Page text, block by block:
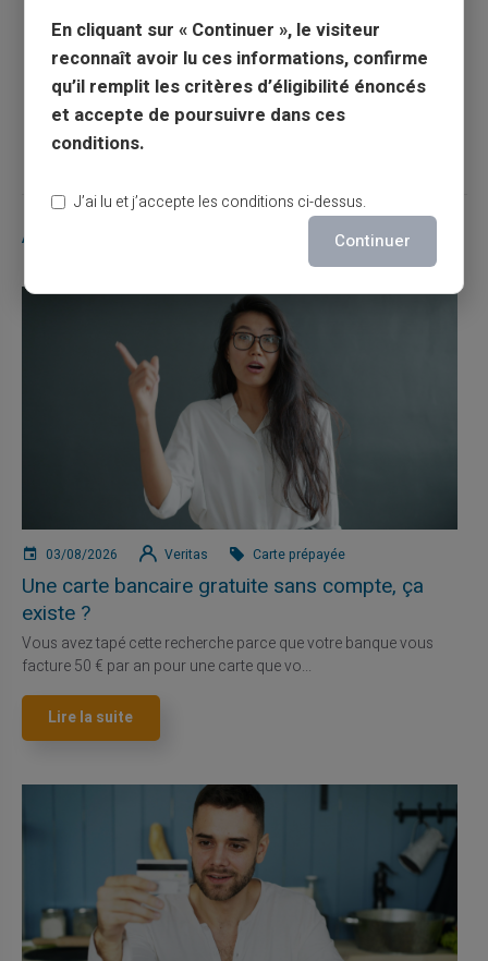
Tout savoir sur les délais d’un virement
bancaire
Article suivant
Articles similaires
03/08/2026 Veritas Carte prépayée
Une carte bancaire gratuite sans compte, ça
existe ?
Vous avez tapé cette recherche parce que votre banque vous
facture 50 € par an pour une carte que vo...
Lire la suite
En cliquant sur « Continuer », le visiteur
reconnaît avoir lu ces informations, confirme
qu’il remplit les critères d’éligibilité énoncés
et accepte de poursuivre dans ces
conditions.
J’ai lu et j’accepte les conditions ci-dessus.
Continuer